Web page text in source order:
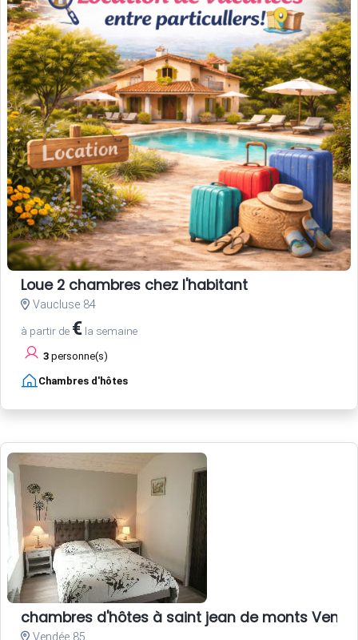
Loue 2 chambres chez l'habitant
Vaucluse 84
à partir de € la semaine
3 personne(s)
Chambres d'hôtes
chambres d'hôtes à saint jean de monts